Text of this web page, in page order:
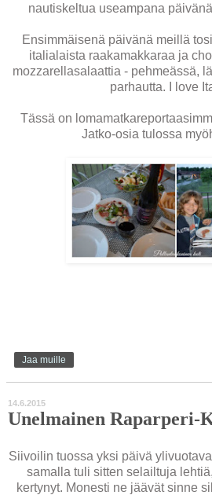
nautiskeltua useampana
Ensimmäisenä päivänä meillä
italialaista raakamakkaraa ja
mozzarellasalaattia - pehmeässä,
parhautta. I love
Tässä on
Jatko-osia tulossa
Jaa muille
14.6.2015
Unelmainen Raparperi-
Siivoilin tuossa yksi päivä
samalla tuli sitten selailtuja
kertynyt. Monesti ne jäävät sinne